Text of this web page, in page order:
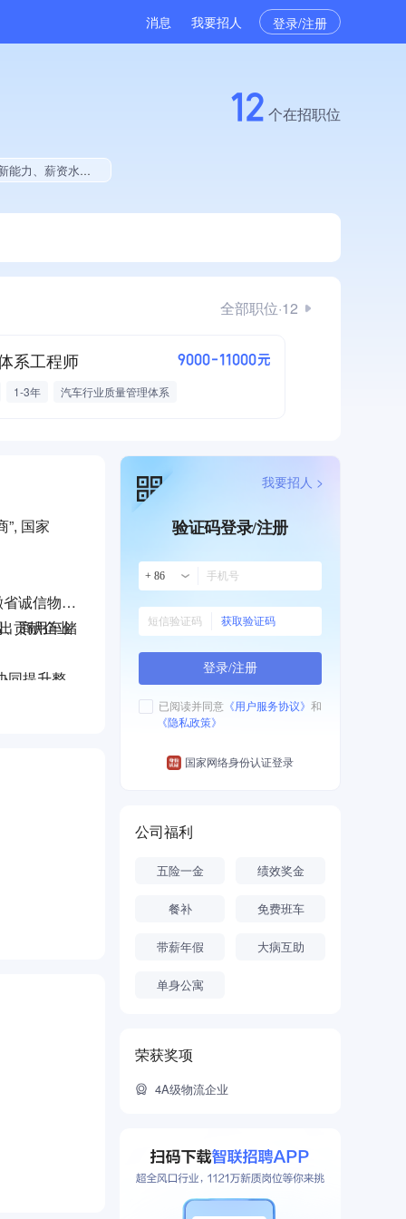
消息 我要招人 登录/注册
有多项著作权、2025年度软件研发量增长、软件研发量位于同行前50
12 个在招职位
全部职位·12
系工程师 9000-11000元
1-3年 汽车行业质量管理体系
国家
诚信物流
贡献企业
商用车储
同提升整
验证码登录/注册
+ 86
获取验证码
登录/注册
已阅读并同意 《用户服务协议》 和
《隐私政策》
国家网络身份认证登录
我要招人 >
公司福利
五险一金 绩效奖金
餐补 免费班车
带薪年假 大病互助
单身公寓
荣获奖项
4A级物流企业